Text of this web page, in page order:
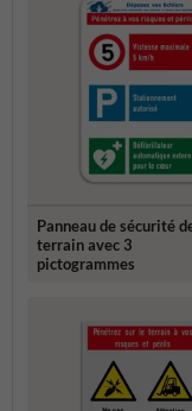
Panneau de sécurité
terrain avec 3
pictogrammes